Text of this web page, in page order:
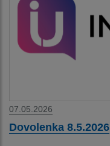
07.05.2026
Dovolenka 8.5.2026